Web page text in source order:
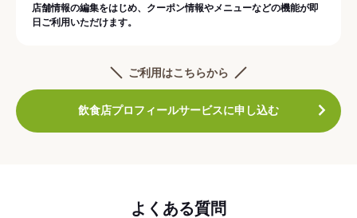
店舗情報の編集をはじめ、クーポン情報やメニューなどの機能が即
日ご利用いただけます。
ご利用はこちらから
飲食店プロフィールサービスに申し込む
よくある質問